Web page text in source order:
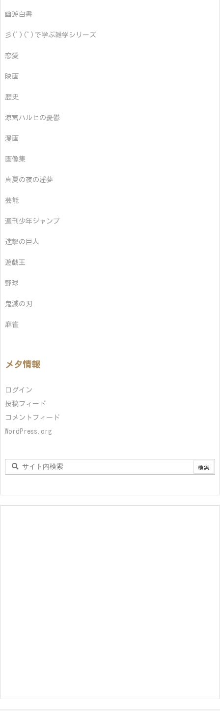
幽遊白書
彡(ﾟ)(ﾟ)で学ぶ雑学シリーズ
恋愛
映画
歴史
涼宮ハルヒの憂鬱
漫画
画像集
真夏の夜の淫夢
芸能
週刊少年ジャンプ
進撃の巨人
遊戯王
野球
鬼滅の刃
麻雀
メタ情報
ログイン
投稿フィード
コメントフィード
WordPress.org